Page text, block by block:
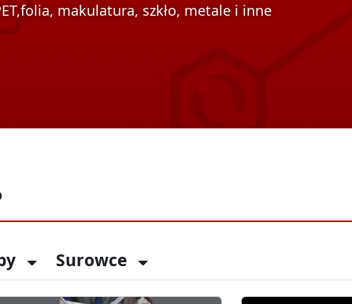
makulatura, szkło, metale i inne
Surowce